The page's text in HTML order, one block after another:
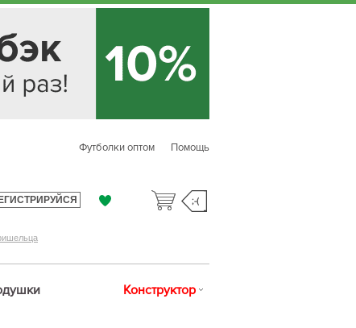
Помощь
Футболки оптом
;-(
Конструктор